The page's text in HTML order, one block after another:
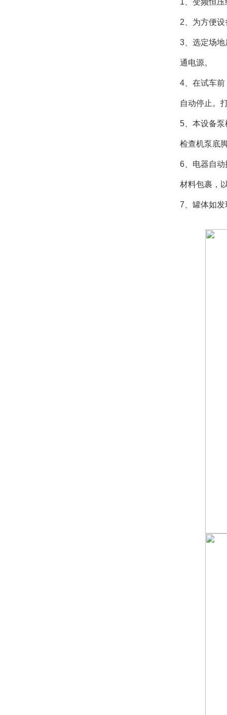
1、变频恒
2、为方便
3、选定场
通电源。
4、在试车
自动停止。
5、本设备
检查机泵底
6、电器自
材料包裹，
7、罐体如